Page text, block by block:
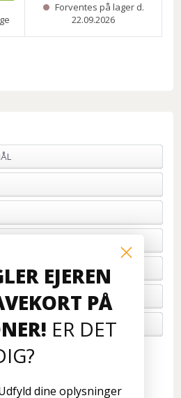
Forventes på lager d.
22.09.2026
EJEREN
PÅ
ER DET
dine oplysninger